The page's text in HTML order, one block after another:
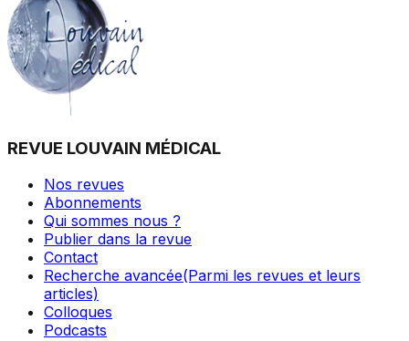
REVUE LOUVAIN MÉDICAL
Nos revues
Abonnements
Qui sommes nous ?
Publier dans la revue
Contact
Recherche avancée(Parmi les revues et leurs
articles)
Colloques
Podcasts